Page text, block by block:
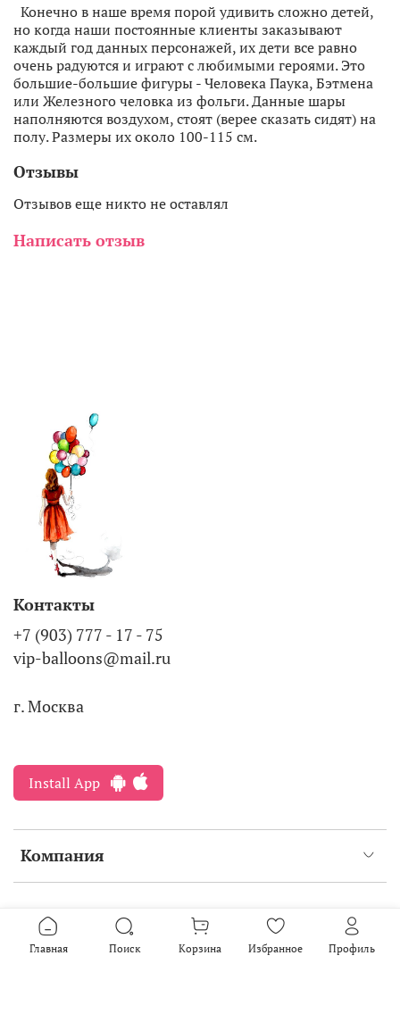
Конечно в наше время порой удивить сложно детей,
но когда наши постоянные клиенты заказывают
каждый год данных персонажей, их дети все равно
очень радуются и играют с любимыми героями. Это
большие-большие фигуры - Человека Паука, Бэтмена
или Железного человка из фольги. Данные шары
наполняются воздухом, стоят (верее сказать сидят) на
полу. Размеры их около 100-115 см.
Отзывы
Отзывов еще никто не оставлял
Написать отзыв
Компания
Контакты
+7 (903) 777 - 17 - 75
vip-balloons@mail.ru
г. Москва
Install App
Интернет-магазин создан на inSales
2016-2026
Главная Поиск Корзина Избранное Профиль